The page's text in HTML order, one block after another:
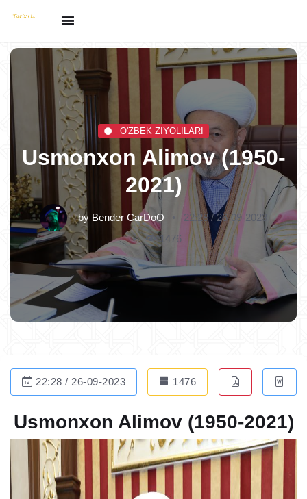
O'ZBEK ZIYOLILARI
Usmonxon Alimov (1950-
2021)
by Bender CarDoO
22:28 / 26-09-2023
1476
22:28 / 26-09-2023 1476
Usmonxon Alimov (1950-2021)